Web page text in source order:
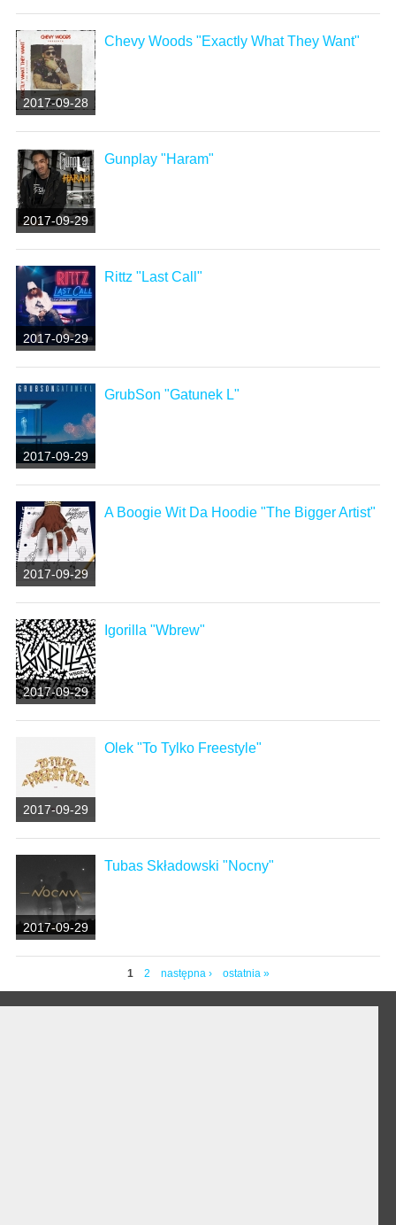
2017-09-28
Chevy Woods "Exactly What They Want"
2017-09-29
Gunplay "Haram"
2017-09-29
Rittz "Last Call"
2017-09-29
GrubSon "Gatunek L"
2017-09-29
A Boogie Wit Da Hoodie "The Bigger Artist"
2017-09-29
Igorilla "Wbrew"
2017-09-29
Olek "To Tylko Freestyle"
2017-09-29
Tubas Składowski "Nocny"
1 2 następna › ostatnia »